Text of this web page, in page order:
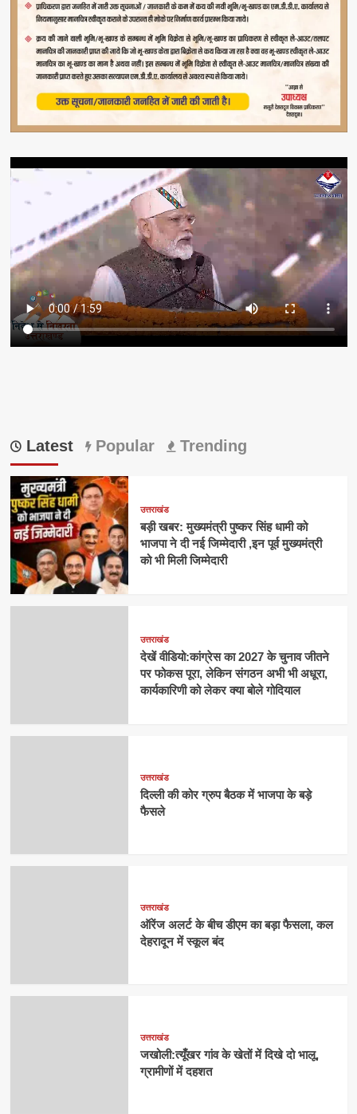
Latest Popular Trending
उत्तराखंड
बड़ी खबर: मुख्यमंत्री पुष्कर सिंह धामी को
भाजपा ने दी नई जिम्मेदारी ,इन पूर्व मुख्यमंत्री
को भी मिली जिम्मेदारी
उत्तराखंड
देखें वीडियो:कांग्रेस का 2027 के चुनाव जीतने
पर फोकस पूरा, लेकिन संगठन अभी भी अधूरा,
कार्यकारिणी को लेकर क्या बोले गोदियाल
उत्तराखंड
दिल्ली की कोर ग्रुप बैठक में भाजपा के बड़े
फैसले
उत्तराखंड
ऑरेंज अलर्ट के बीच डीएम का बड़ा फैसला, कल
देहरादून में स्कूल बंद
उत्तराखंड
जखोली:त्यूँखर गांव के खेतों में दिखे दो भालू,
ग्रामीणों में दहशत